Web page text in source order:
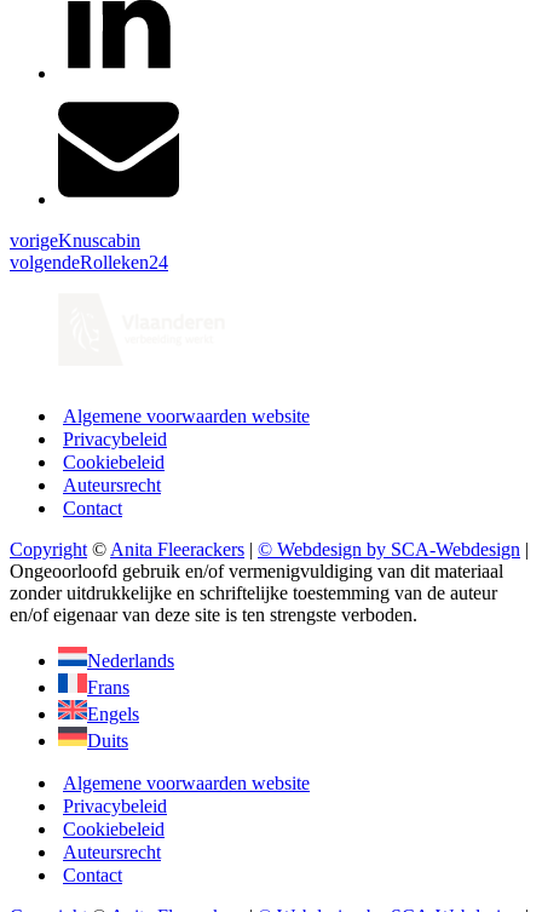
vorigeKnuscabin
volgendeRolleken24
Algemene voorwaarden website
Privacybeleid
Cookiebeleid
Auteursrecht
Contact
Copyright © Anita Fleerackers | © Webdesign by SCA-Webdesign |
Ongeoorloofd gebruik en/of vermenigvuldiging van dit materiaal
zonder uitdrukkelijke en schriftelijke toestemming van de auteur
en/of eigenaar van deze site is ten strengste verboden.
Nederlands
Frans
Engels
Duits
Algemene voorwaarden website
Privacybeleid
Cookiebeleid
Auteursrecht
Contact